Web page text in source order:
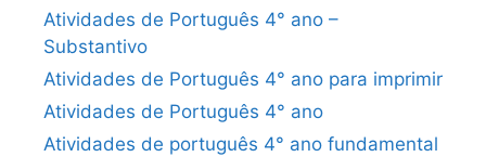
Atividades de Português 4° ano –
Substantivo
Atividades de Português 4° ano para imprimir
Atividades de Português 4° ano
Atividades de português 4° ano fundamental